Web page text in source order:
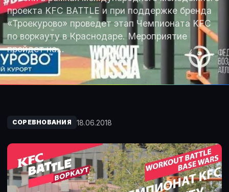
проекта KFC BATTLE и при поддержке бренда
«Троекурово» проведет этап Чемпионата KFC
по воркауту в Краснодаре. Мероприятие
пройдет на…
СОРЕВНОВАНИЯ 18.06.2018